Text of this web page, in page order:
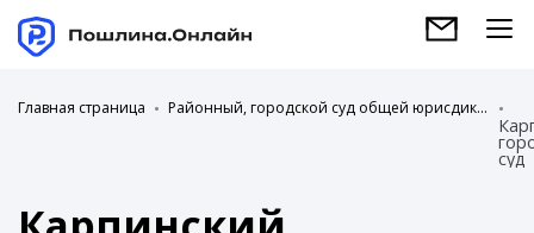
Главная страница Районный, городской суд общей юрисдикции
суд